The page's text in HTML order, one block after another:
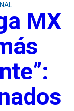
MX